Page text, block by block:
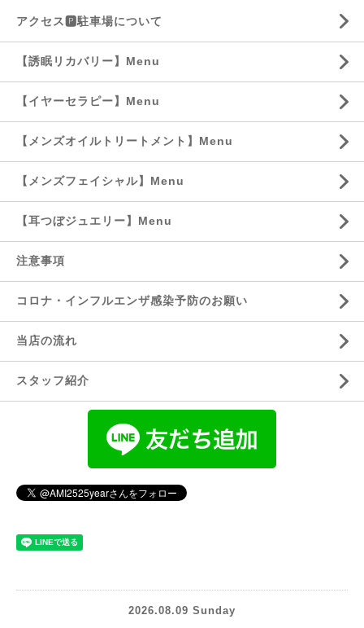
アクセス🅿️駐車場について
【誘眠リカバリー】Menu
【イヤーセラピー】Menu
【メンズオイルトリートメント】Menu
【メンズフェイシャル】Menu
【耳つぼジュエリー】Menu
注意事項
コロナ・インフルエンザ感染予防のお願い
当店の流れ
スタッフ紹介
2026.08.09 Sunday